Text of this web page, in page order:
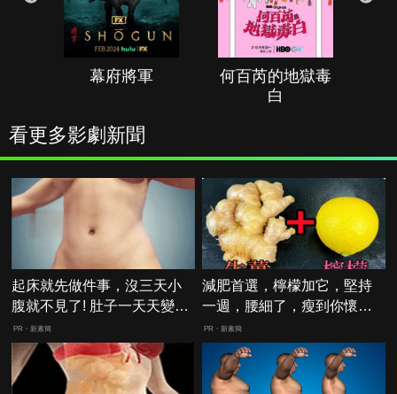
幕府將軍
何百芮的地獄毒
白
看更多影劇新聞
起床就先做件事，沒三天小
腹就不見了! 肚子一天天變
小！
PR・新素簡
減肥首選，檸檬加它，堅持
一週，腰細了，瘦到你懷疑
人生
PR・新素簡